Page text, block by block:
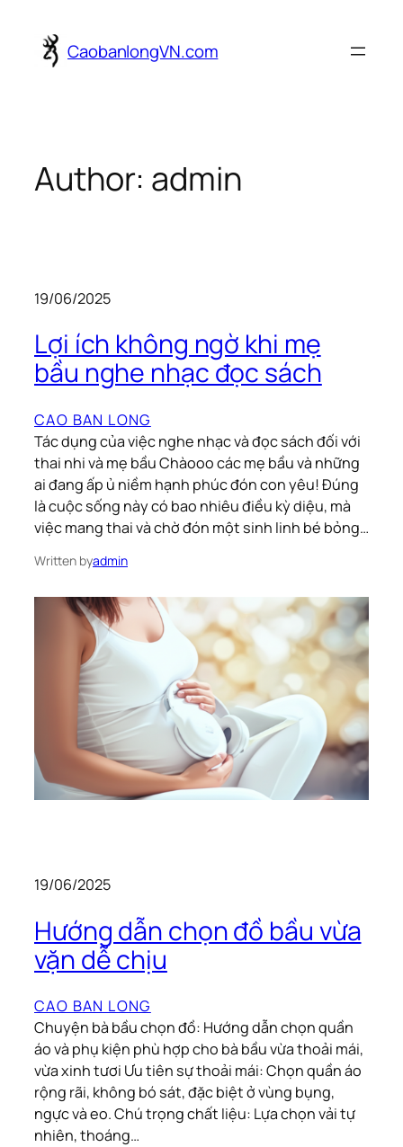
content CaobanlongVN.com
Author: admin
19/06/2025
Lợi ích không ngờ khi mẹ
bầu nghe nhạc đọc sách
CAO BAN LONG
Tác dụng của việc nghe nhạc và đọc sách đối với
thai nhi và mẹ bầu Chàooo các mẹ bầu và những
ai đang ấp ủ niềm hạnh phúc đón con yêu! Đúng
là cuộc sống này có bao nhiêu điều kỳ diệu, mà
việc mang thai và chờ đón một sinh linh bé bỏng…
Written byadmin
19/06/2025
Hướng dẫn chọn đồ bầu vừa
vặn dễ chịu
CAO BAN LONG
Chuyện bà bầu chọn đồ: Hướng dẫn chọn quần
áo và phụ kiện phù hợp cho bà bầu vừa thoải mái,
vừa xinh tươi Ưu tiên sự thoải mái: Chọn quần áo
rộng rãi, không bó sát, đặc biệt ở vùng bụng,
ngực và eo. Chú trọng chất liệu: Lựa chọn vải tự
nhiên, thoáng…